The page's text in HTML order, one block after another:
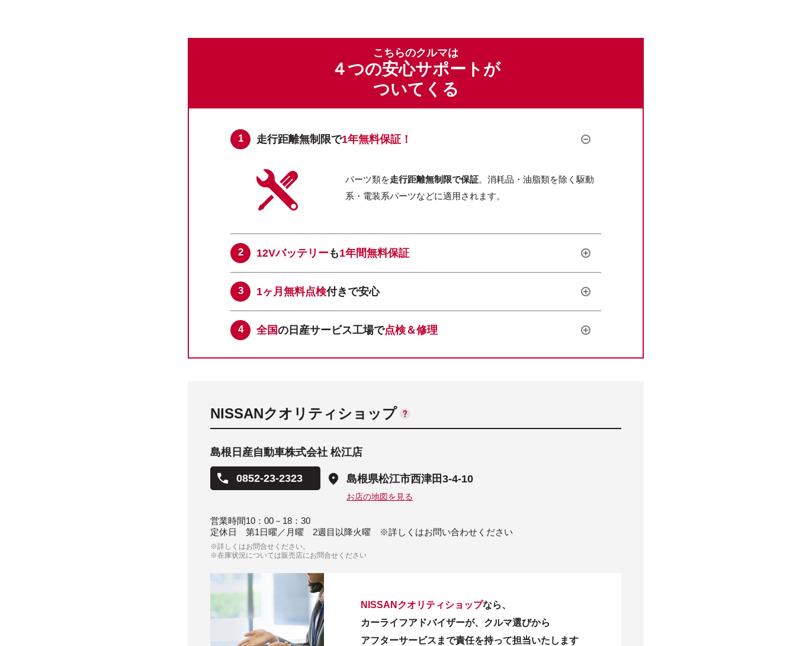
こちらのクルマは
４つの安心サポートが
ついてくる
走行距離無制限で1年無料保証！
パーツ類を走行距離無制限で保証。消耗品・油脂類を除く駆動
系・電装系パーツなどに適用されます。
12Vバッテリーも1年間無料保証
1ヶ月無料点検付きで安心
全国の日産サービス工場で点検＆修理
NISSANクオリティショップ
島根日産自動車株式会社 松江店
0852-23-2323 島根県松江市西津田3-4-10
お店の地図を見る
営業時間10：00－18：30
定休日
第1日曜／月曜 2週目以降火曜 ※詳しくはお問い合わせください
※詳しくはお問合せください。
※在庫状況については販売店にお問合せください
NISSANクオリティショップなら、
カーライフアドバイザーが、クルマ選びから
アフターサービスまで責任を持って担当いたします